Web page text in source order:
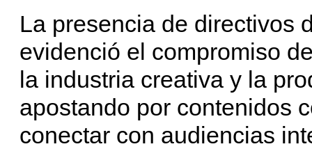
La presencia de directivos
evidenció el compromiso
la industria creativa y la
apostando por contenidos
conectar con audiencias